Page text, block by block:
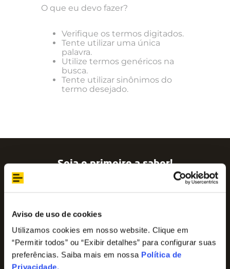
Aviso de uso de cookies
Utilizamos cookies em nosso website. Clique em
“Permitir todos” ou “Exibir detalhes” para configurar suas
preferências. Saiba mais em nossa Política de
Privacidade.
O que eu devo fazer?
Verifique os termos digitados.
Tente utilizar uma única
palavra.
Utilize termos genéricos na
busca.
Tente utilizar sinônimos do
termo desejado.
Seja o primeiro a saber!
Assine nossa newsletter para ficar por dentro
das últimas tendências e aproveite promoções
Nome
E-mail